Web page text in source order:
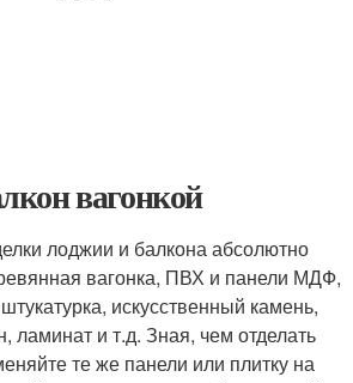
вагонкой
лоджии и балкона абсолютно
вагонка, ПВХ и панели МДФ,
искусственный камень,
ламинат и т.д. Зная, чем отделать
те же панели или плитку на